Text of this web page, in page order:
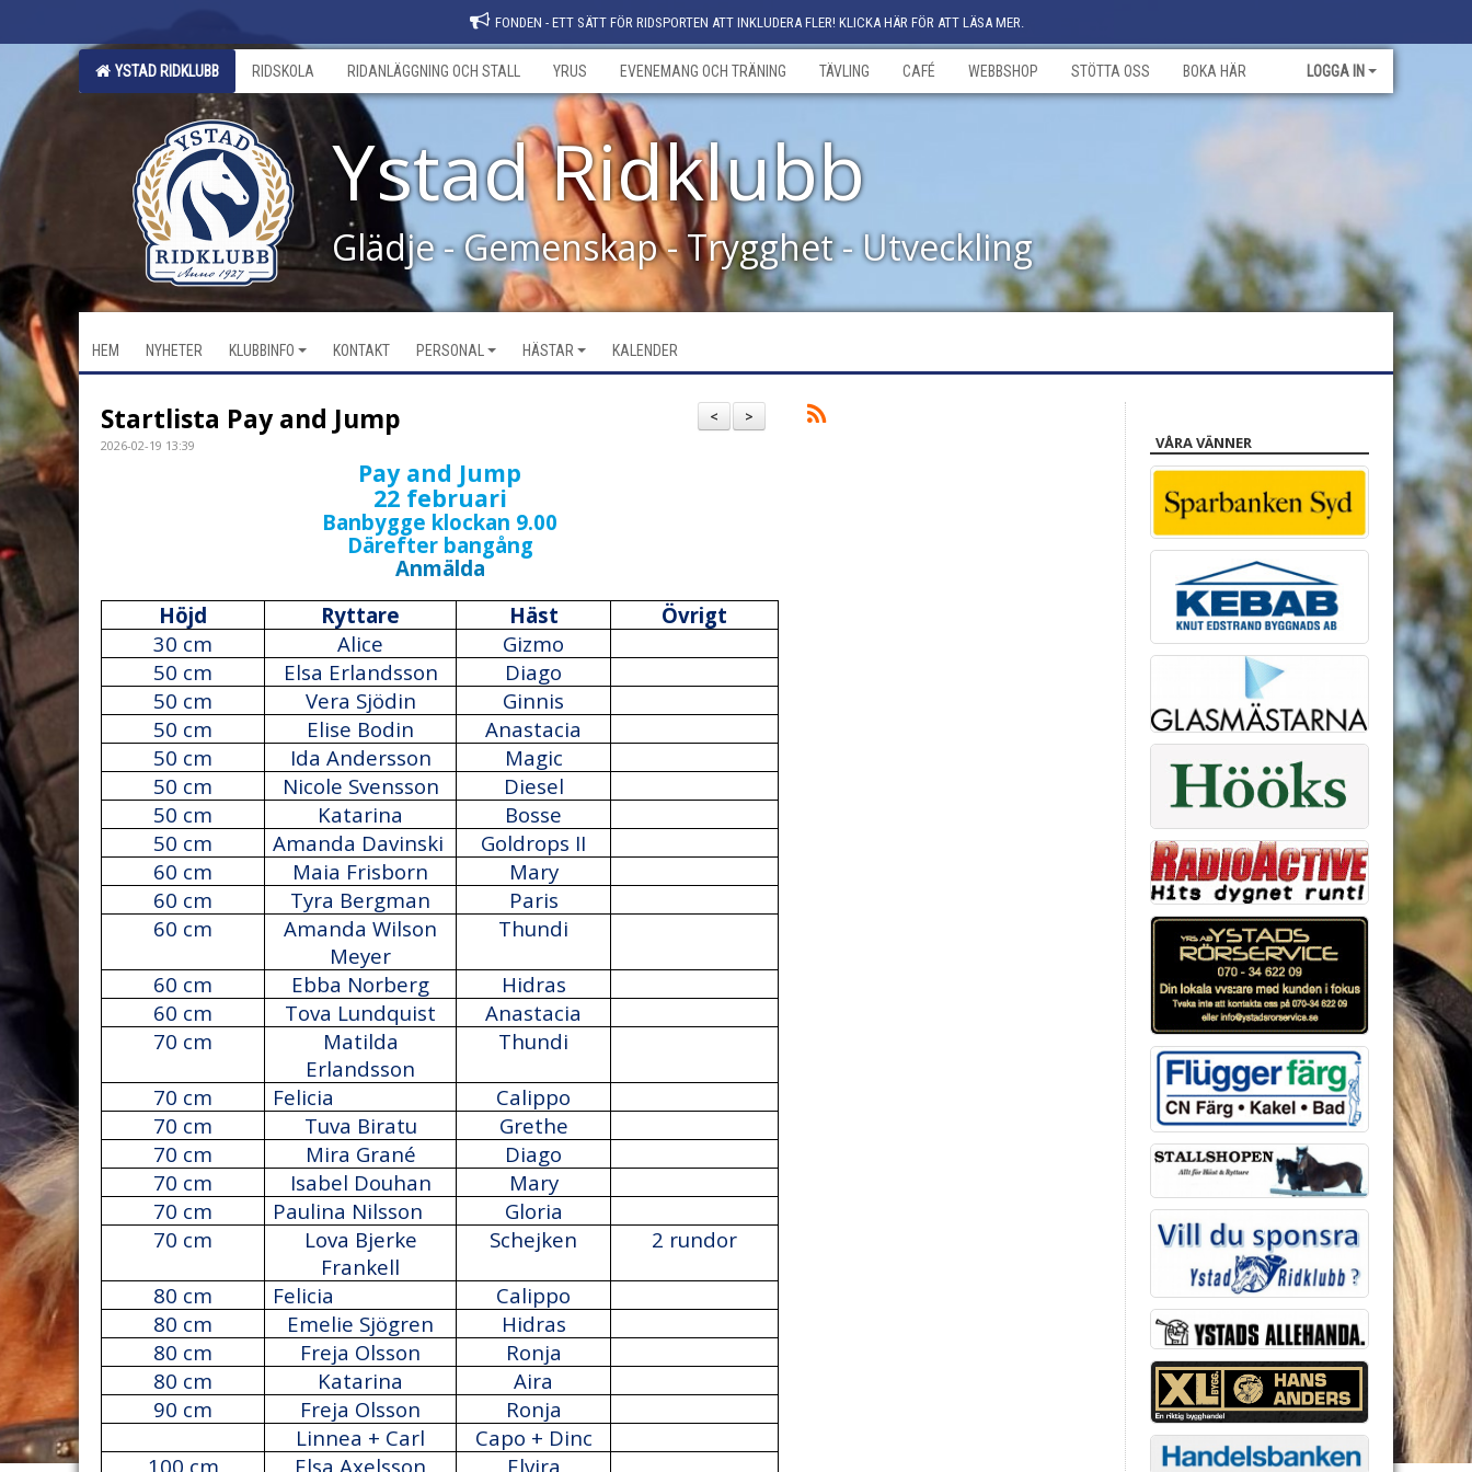
FONDEN - ETT SÄTT FÖR RIDSPORTEN ATT INKLUDERA FLER! KLICKA HÄR FÖR ATT LÄSA MER.
YSTAD RIDKLUBB RIDSKOLA RIDANLÄGGNING OCH STALL YRUS EVENEMANG OCH TRÄNING TÄVLING CAFÉ WEBBSHOP STÖTTA OSS BOKA HÄR LOGGA IN
Ystad Ridklubb
Glädje - Gemenskap - Trygghet - Utveckling
HEM NYHETER KLUBBINFO KONTAKT PERSONAL HÄSTAR KALENDER
>
<
Startlista Pay and Jump
2026-02-19 13:39
Pay and Jump
22 februari
Banbygge klockan 9.00
Därefter bangång
Anmälda
Höjd
Ryttare Häst
Övrigt
30 cm
Alice
Gizmo
50 cm
Elsa Erlandsson
Diago
50 cm
Vera Sjödin
Ginnis
50 cm
Elise Bodin
Anastacia
50 cm
Ida Andersson
Magic
50 cm
Nicole Svensson
Diesel
50 cm
Katarina
Bosse
50 cm
Amanda Davinski
Goldrops II
60 cm
Maia Frisborn
Mary
60 cm
Tyra Bergman
Paris
60 cm
Amanda Wilson
Meyer
Thundi
60 cm Ebba Norberg
Hidras
60 cm
Tova Lundquist
Anastacia
70 cm
Matilda
Erlandsson
Thundi
70 cm Felicia
Calippo
70 cm
Tuva Biratu
Grethe
70 cm
Mira Grané
Diago
70 cm
Isabel Douhan
Mary
70 cm
Paulina Nilsson
Gloria
70 cm
Lova Bjerke
Frankell
Schejken 2 rundor
80 cm Felicia
Calippo
80 cm
Emelie Sjögren
Hidras
80 cm
Freja Olsson
Ronja
80 cm
Katarina
Aira
90 cm
Freja Olsson
Ronja
Linnea + Carl
Capo + Dinc
100 cm
Elsa Axelsson
Elvira
VÅRA VÄNNER